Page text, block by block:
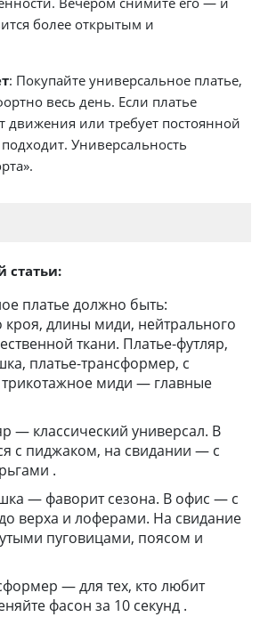
более открытым и
: Покупайте универсальное платье,
весь день. Если платье
движения или требует постоянной
Универсальность
статьи:
платье должно быть:
кроя, длины миди, нейтрального
ткани. Платье-футляр,
платье-трансформер, с
миди — главные
— классический универсал. В
с пиджаком, на свидании — с
.
— фаворит сезона. В офис — с
верха и лоферами. На свидание
пуговицами, поясом и
— для тех, кто любит
фасон за 10 секунд .